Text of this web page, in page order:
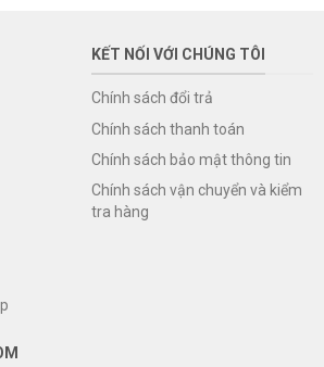
KẾT NỐI VỚI CHÚNG TÔI
Chính sách đổi trả
Chính sách thanh toán
Chính sách bảo mật thông tin
Chính sách vận chuyển và kiểm
tra hàng